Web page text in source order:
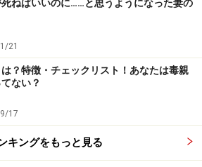
りにやってしまうといった経験が
誰かがやってくれるから、わざわ
どない」と思ってしまうかもしれ
は得られないので、いつまで経っ
ねばいいのに……と思うようになった妻の
21
？特徴・チェックリスト！あなたは毒親
ない？
17
キングをもっと見る